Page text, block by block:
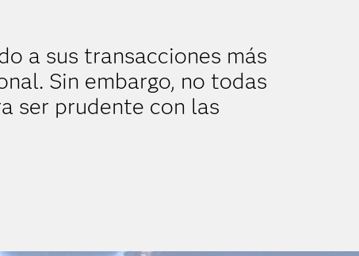
a sus transacciones más
Sin embargo, no todas
ser prudente con las